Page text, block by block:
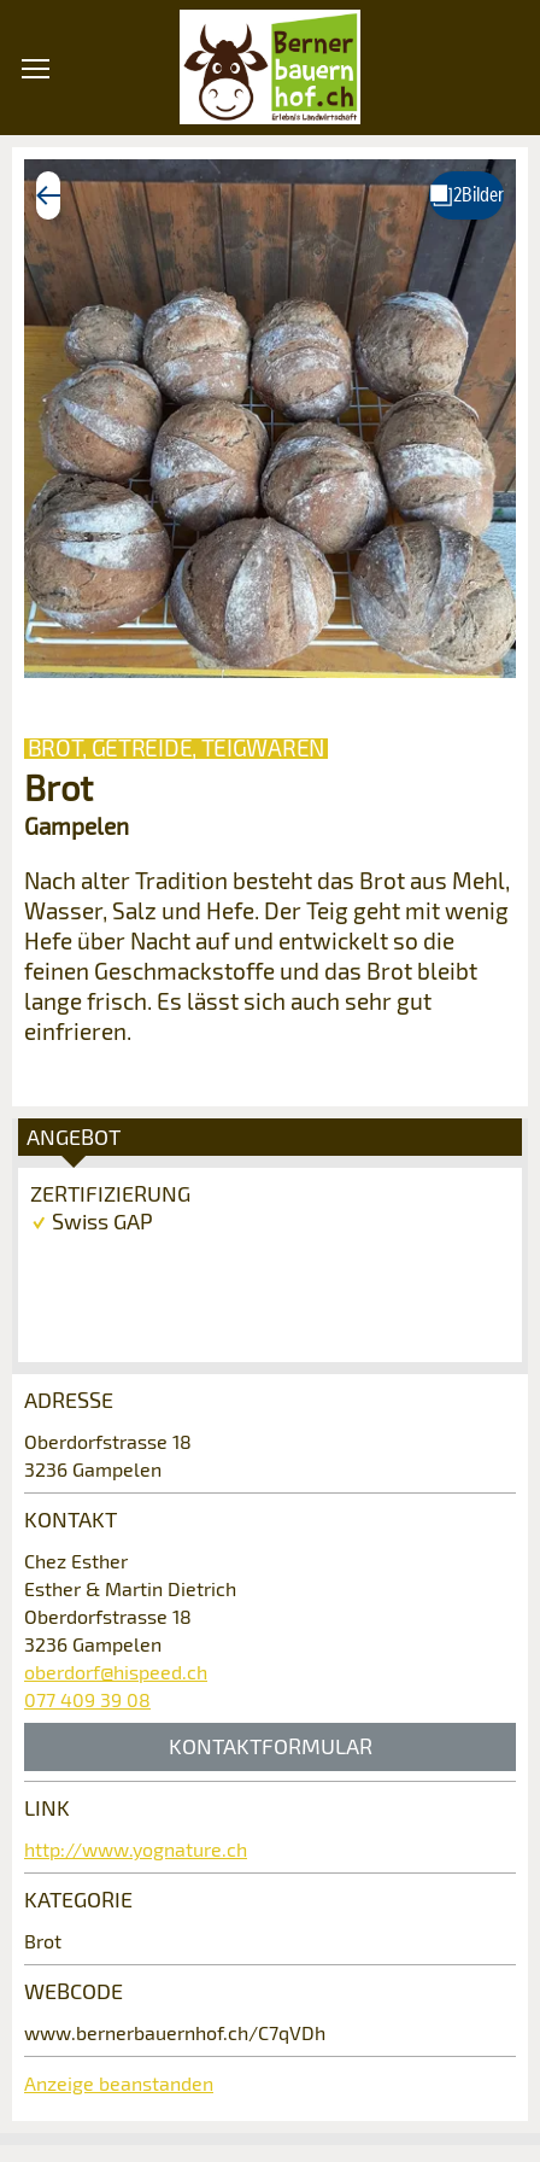
BROT, GETREIDE, TEIGWAREN
Brot
Gampelen
Nach alter Tradition besteht das Brot aus Mehl,
Wasser, Salz und Hefe. Der Teig geht mit wenig
Hefe über Nacht auf und entwickelt so die
feinen Geschmackstoffe und das Brot bleibt
lange frisch. Es lässt sich auch sehr gut
einfrieren.
ANGEBOT
ZERTIFIZIERUNG
Swiss GAP
Anzeige beanstanden
Ihr Feedback wird sehr geschätzt!
Allgemeines Feedback
Anzeige nicht mehr gültig
Anzeige unvollständig
Nachricht
* Eingabe erforderlich
Anzeige weiterempfehlen
Empfehlen Sie diese Anzeige an Freunde
weiter.
* Eingabe erforderlich
ANZEIGE WEITEREMPFEHLEN
Schliessen
ADRESSE
Oberdorfstrasse 18
3236 Gampelen
KONTAKT
Chez Esther
Esther & Martin Dietrich
Oberdorfstrasse 18
3236 Gampelen
oberdorf@hispeed.ch
077 409 39 08
KONTAKTFORMULAR
Kontakt
Verfassen Sie eine Nachricht für die
LINK
http://www.yognature.ch
KATEGORIE
Brot
WEBCODE
www.bernerbauernhof.ch/C7qVDh
Anzeige beanstanden